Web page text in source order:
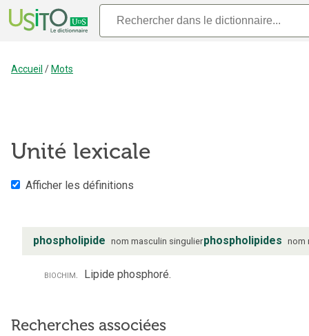
Accueil / Mots
Unité lexicale
Afficher les définitions
phospholipide nom masculin singulierphospholipides nom
biochim. Lipide phosphoré.
Recherches associées